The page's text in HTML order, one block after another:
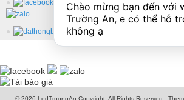
© 2026 LedTruongAn Copyright, All Rights Reserved..
Chào mừng bạn đến với
Trường An, e có thể hỗ
không ạ